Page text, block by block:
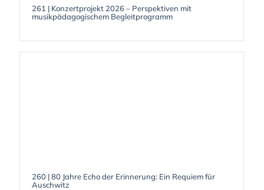
261 | Konzertprojekt 2026 – Perspektiven mit
musikpädagogischem Begleitprogramm
260 | 80 Jahre Echo der Erinnerung: Ein Requiem für
Auschwitz